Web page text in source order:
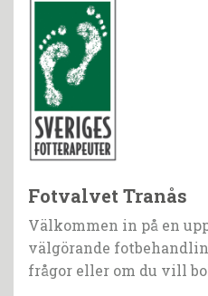
Fotvalvet Tranås
Välkommen in på en
välgörande
frågor eller om du vill